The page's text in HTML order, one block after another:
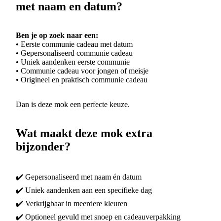
met naam en datum?
Ben je op zoek naar een:
• Eerste communie cadeau met datum
• Gepersonaliseerd communie cadeau
• Uniek aandenken eerste communie
• Communie cadeau voor jongen of meisje
• Origineel en praktisch communie cadeau
Dan is deze mok een perfecte keuze.
Wat maakt deze mok extra
bijzonder?
✔️ Gepersonaliseerd met naam én datum
✔️ Uniek aandenken aan een specifieke dag
✔️ Verkrijgbaar in meerdere kleuren
✔️ Optioneel gevuld met snoep en cadeauverpakking